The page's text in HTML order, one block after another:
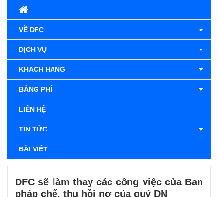
VỀ DFC
DỊCH VỤ
KHÁCH HÀNG
BẢNG PHÍ
LIÊN HỆ
TIN TỨC
BÀI VIẾT
DFC sẽ làm thay các công việc của Ban
pháp chế, thu hồi nợ của quý DN